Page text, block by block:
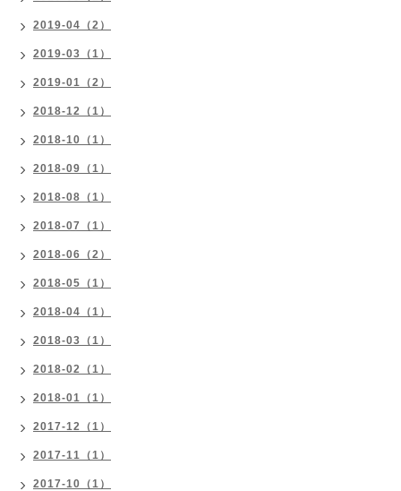
2019-04（2）
2019-03（1）
2019-01（2）
2018-12（1）
2018-10（1）
2018-09（1）
2018-08（1）
2018-07（1）
2018-06（2）
2018-05（1）
2018-04（1）
2018-03（1）
2018-02（1）
2018-01（1）
2017-12（1）
2017-11（1）
2017-10（1）